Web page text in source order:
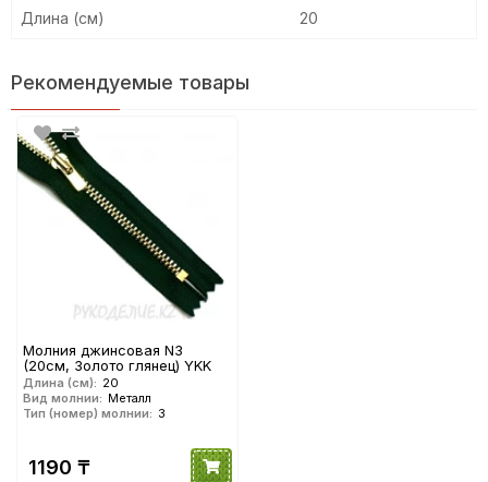
Длина (см) 20
Рекомендуемые товары
Молния джинсовая N3
(20см, Золото глянец) YKK
Длина (см): 20
Вид молнии: Металл
Тип (номер) молнии: 3
1190 ₸